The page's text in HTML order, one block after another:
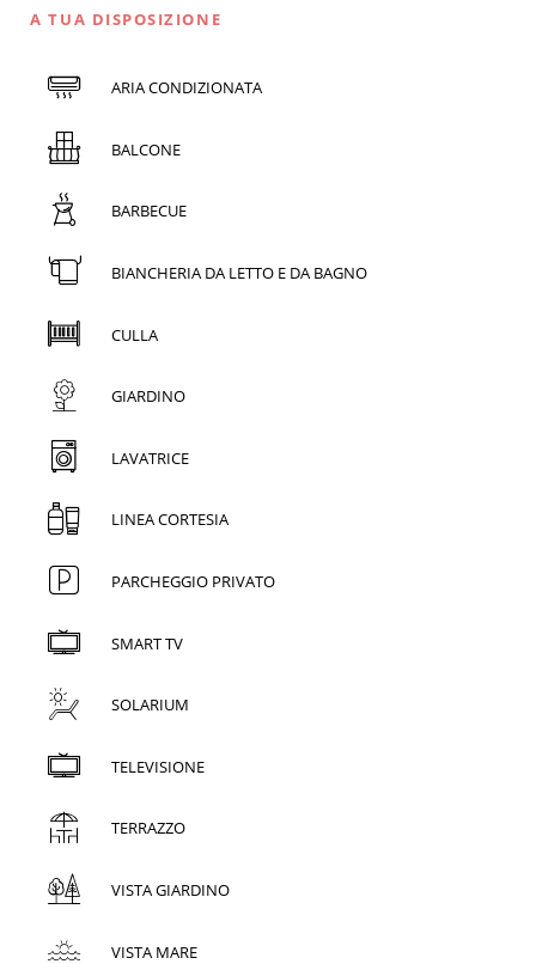
A TUA DISPOSIZIONE
ARIA CONDIZIONATA
BALCONE
BARBECUE
BIANCHERIA DA LETTO E DA BAGNO
CULLA
GIARDINO
LAVATRICE
LINEA CORTESIA
PARCHEGGIO PRIVATO
SMART TV
SOLARIUM
TELEVISIONE
TERRAZZO
VISTA GIARDINO
VISTA MARE